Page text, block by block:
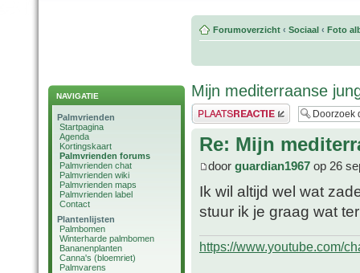
NAVIGATIE
Palmvrienden
Startpagina
Agenda
Kortingskaart
Palmvrienden forums
Palmvrienden chat
Palmvrienden wiki
Palmvrienden maps
Palmvrienden label
Contact
Plantenlijsten
Palmbomen
Winterharde palmbomen
Bananenplanten
Canna's (bloemriet)
Palmvarens
Forumoverzicht ‹ Sociaal ‹ Foto
Mijn mediterraanse
Plaats een reactie
Re: Mijn
door guardian1967 op 26
Ik wil altijd wel wat
stuur ik je graag wat
https://www.youtube.com/